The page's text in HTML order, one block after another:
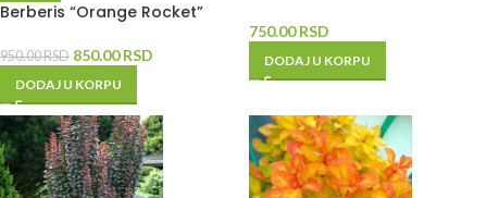
Berberis “Orange Rocket”
950.00RSD 850.00RSD
DODAJ U KORPU
750.00RSD
DODAJ U KORPU